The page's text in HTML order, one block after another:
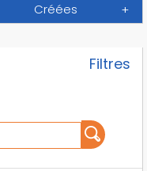
Créées +
Filtres